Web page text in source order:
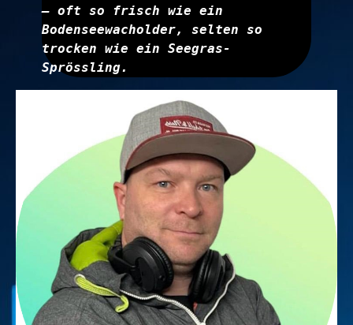
– oft so frisch wie ein
Bodenseewacholder, selten so
trocken wie ein Seegras-
Sprössling.